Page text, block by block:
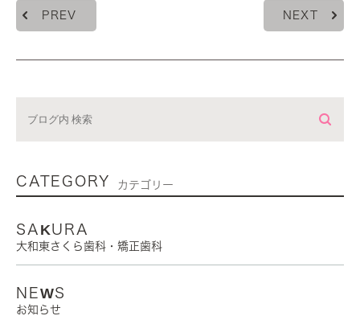
PREV NEXT
CATEGORY カテゴリー
SAKURA
大和東さくら歯科・矯正歯科
NEWS
お知らせ